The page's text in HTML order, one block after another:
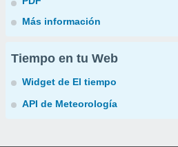
Más información
Tiempo en tu Web
Widget de El tiempo
API de Meteorología